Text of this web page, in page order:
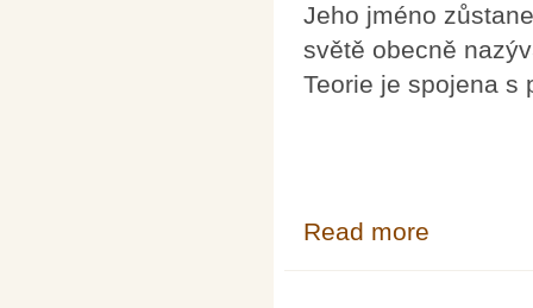
Jeho jméno
světě obecně
Teorie je spojena s
Read more